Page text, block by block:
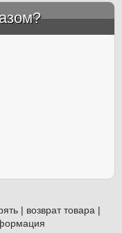
| возврат товара |